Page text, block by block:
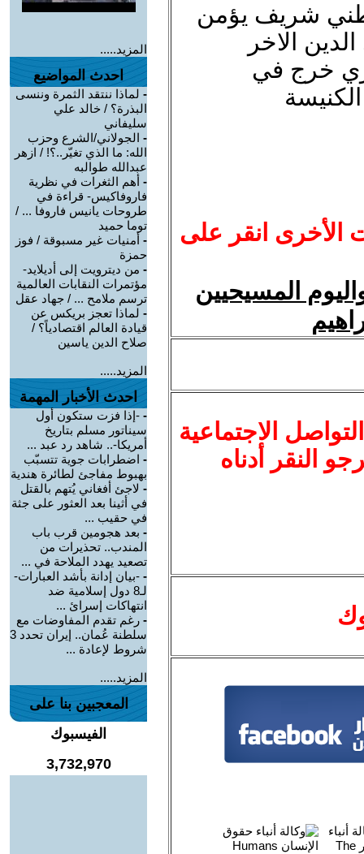
شريف يؤمن
الاخر
خرج في
الأخرى انقر على
المسيحيين
الاجتماعية
النقر أدناه
المزيد.....
احدث المواضيع
- لماذا ننتقد الثمرة وننسى
البذرة؟ / خالد علي
سليفاني
- الجولاني/الشرع وحزب
الله: ما الذي تغيّر..؟! / ازهر
عبدالله طوالبه
- أهم الثغرات في نظرية
فاروفاكيس- قراءة في
طروحات يانيس فاروفا ... /
توما حميد
- أمنيات غير مسبوقة / فوز
حمزة
- من ديترويت إلى أديلايد-
مؤتمرات النقابات العالمية
ترسم ملامح ... / جهاد عقل
- لماذا تعجز بريكس عن
قيادة العالم اقتصادياً؟ /
صلاح الدين ياسين
المزيد.....
احدث الأخبار المهمة
- -إذا فزت ستكون أول
سيناتور مسلم بتاريخ
أمريكا-.. شاهد رد عبد ...
- اضطرابات جوية تتسبّب
بهبوط مفاجئ لطائرة هندية
- لاجئ أفغاني يُتهم بالقتل
في أثينا بعد العثور على جثة
في حقيب ...
- بعد هجومين قرب باب
المندب.. تحذيرات من
تصعيد يهدد الملاحة في ...
- -بيان إدانة بأشد العبارات-
لـ8 دول إسلامية ضد
انتهاكات إسرائ ...
- رغم تقدم المفاوضات مع
سلطنة عُمان.. إيران تحدد 3
شروط لإعادة ...
المزيد.....
المعجبين بنا على
الفيسبوك
3,732,970